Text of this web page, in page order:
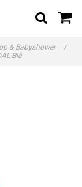
& Babyshower
/
Blå